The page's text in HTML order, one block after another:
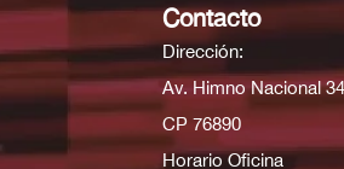
Contacto
Dirección:
Av. Himno Nacional
CP 76890
Horario Oficina